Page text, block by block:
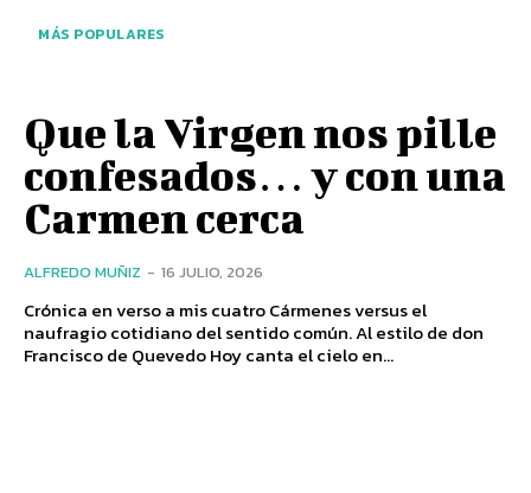
MÁS POPULARES
Que la Virgen nos pille
confesados… y con una
Carmen cerca
ALFREDO MUÑIZ - 16 JULIO, 2026
Crónica en verso a mis cuatro Cármenes versus el
naufragio cotidiano del sentido común. Al estilo de don
Francisco de Quevedo Hoy canta el cielo en...